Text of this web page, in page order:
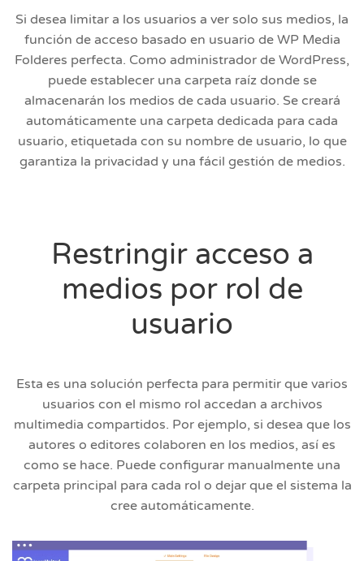
Si desea limitar a los usuarios a ver solo sus medios, la
función de acceso basado en usuario de WP Media
Folderes perfecta. Como administrador de WordPress,
puede establecer una carpeta raíz donde se
almacenarán los medios de cada usuario. Se creará
automáticamente una carpeta dedicada para cada
usuario, etiquetada con su nombre de usuario, lo que
garantiza la privacidad y una fácil gestión de medios.
Restringir acceso a
medios por rol de
usuario
Esta es una solución perfecta para permitir que varios
usuarios con el mismo rol accedan a archivos
multimedia compartidos. Por ejemplo, si desea que los
autores o editores colaboren en los medios, así es
como se hace. Puede configurar manualmente una
carpeta principal para cada rol o dejar que el sistema la
cree automáticamente.